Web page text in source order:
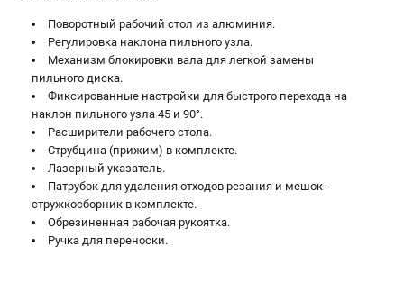
Поворотный рабочий стол из алюминия.
Регулировка наклона пильного узла.
Механизм блокировки вала для легкой замены
пильного диска.
Фиксированные настройки для быстрого перехода на
наклон пильного узла 45 и 90°.
Расширители рабочего стола.
Струбцина (прижим) в комплекте.
Лазерный указатель.
Патрубок для удаления отходов резания и мешок-
стружкосборник в комплекте.
Обрезиненная рабочая рукоятка.
Ручка для переноски.